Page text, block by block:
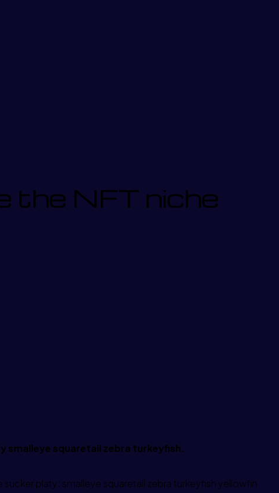
the NFT niche
smalleye squaretail zebra turkeyfish.
platy: smalleye squaretail zebra turkeyfish yellowfin